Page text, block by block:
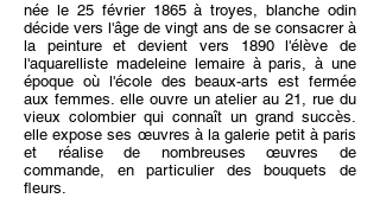
née le 25 février 1865 à troyes, blanche odin
décide vers l'âge de vingt ans de se consacrer à
la peinture et devient vers 1890 l'élève de
l'aquarelliste madeleine lemaire à paris, à une
époque où l'école des beaux-arts est fermée
aux femmes. elle ouvre un atelier au 21, rue du
vieux colombier qui connaît un grand succès.
elle expose ses œuvres à la galerie petit à paris
et réalise de nombreuses œuvres de
commande, en particulier des bouquets de
fleurs.